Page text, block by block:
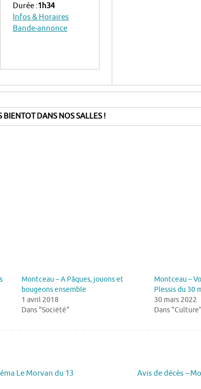
Durée :1h34
Infos & Horaires
Bande-annonce
BIENTOT DANS NOS SALLES !
Montceau – A Pâques, jouons et
bougeons ensemble
1 avril 2018
Dans "Société"
Montceau –
Plessis du 30
30 mars 2022
Dans "Culture"
Le Morvan du 13
Avis de décès –